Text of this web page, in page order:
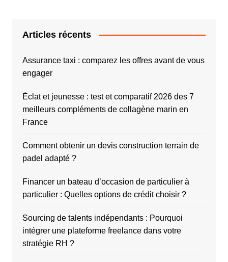
Articles récents
Assurance taxi : comparez les offres avant de vous
engager
Éclat et jeunesse : test et comparatif 2026 des 7
meilleurs compléments de collagène marin en
France
Comment obtenir un devis construction terrain de
padel adapté ?
Financer un bateau d’occasion de particulier à
particulier : Quelles options de crédit choisir ?
Sourcing de talents indépendants : Pourquoi
intégrer une plateforme freelance dans votre
stratégie RH ?